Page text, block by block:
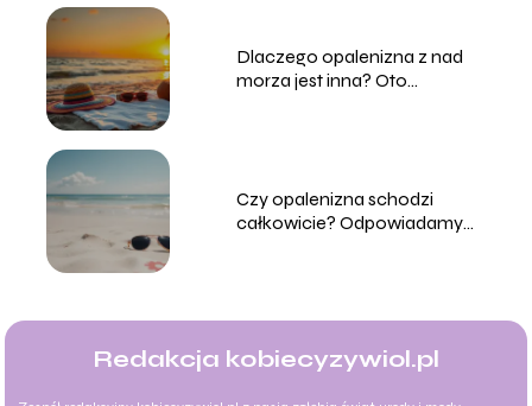
Dlaczego opalenizna z nad
morza jest inna? Oto
Czy opalenizna schodzi
całkowicie? Odpowiadamy
Redakcja kobiecyzywiol.pl